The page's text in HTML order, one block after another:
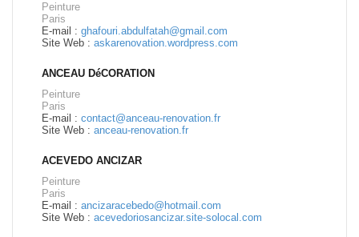
Peinture
Paris
E-mail : ghafouri.abdulfatah@gmail.com
Site Web : askarenovation.wordpress.com
ANCEAU DéCORATION
Peinture
Paris
E-mail : contact@anceau-renovation.fr
Site Web : anceau-renovation.fr
ACEVEDO ANCIZAR
Peinture
Paris
E-mail : ancizaracebedo@hotmail.com
Site Web : acevedoriosancizar.site-solocal.com